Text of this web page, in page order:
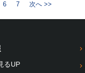
6 7 次へ >>
るUP